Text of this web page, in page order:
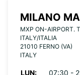
MILANO
MXP ON-AIRPORT.
ITALY/ITALIA
21010 FERNO (VA)
ITALY
LUN:
07:30 -